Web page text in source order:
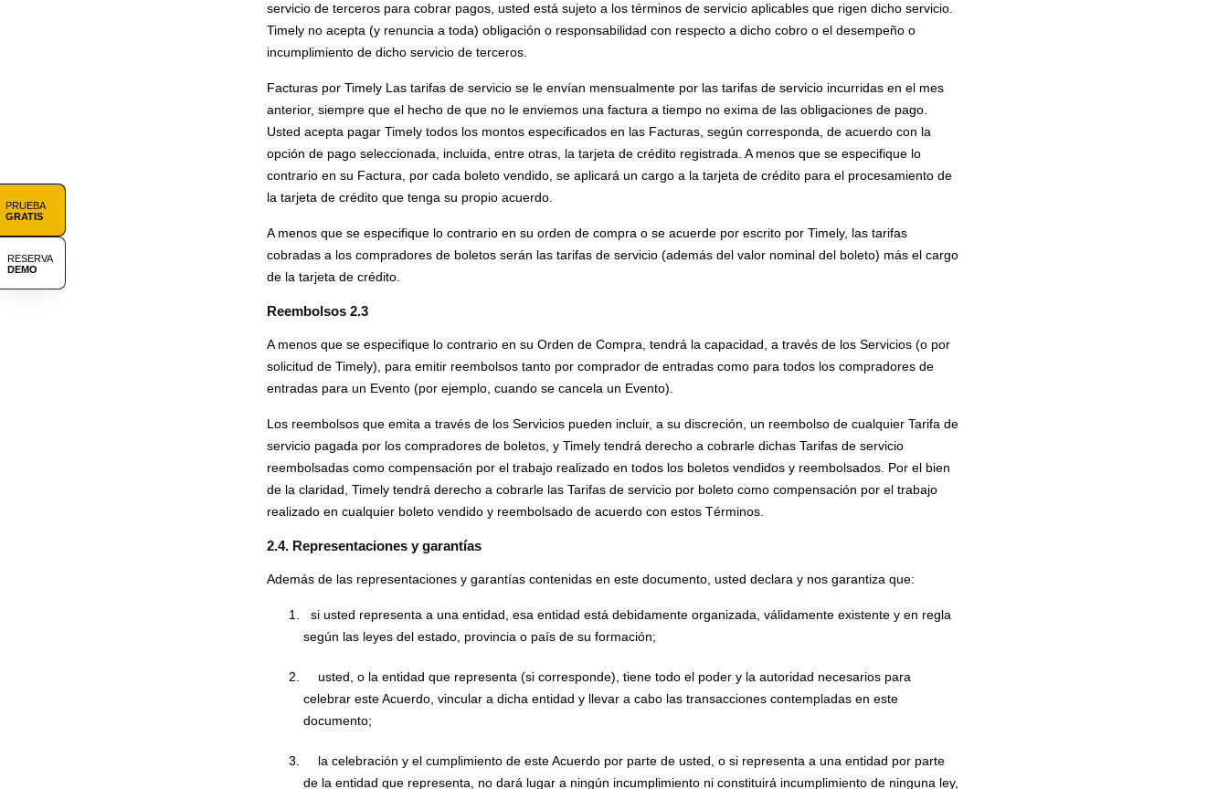
PRUEBA
GRATIS
RESERVA
DEMO
servicio de terceros para cobrar pagos, usted está sujeto a los términos de servicio aplicables que rigen dicho servicio.
Timely no acepta (y renuncia a toda) obligación o responsabilidad con respecto a dicho cobro o el desempeño o
incumplimiento de dicho servicio de terceros.
Facturas por Timely Las tarifas de servicio se le envían mensualmente por las tarifas de servicio incurridas en el mes
anterior, siempre que el hecho de que no le enviemos una factura a tiempo no exima de las obligaciones de pago.
Usted acepta pagar Timely todos los montos especificados en las Facturas, según corresponda, de acuerdo con la
opción de pago seleccionada, incluida, entre otras, la tarjeta de crédito registrada. A menos que se especifique lo
contrario en su Factura, por cada boleto vendido, se aplicará un cargo a la tarjeta de crédito para el procesamiento de
la tarjeta de crédito que tenga su propio acuerdo.
A menos que se especifique lo contrario en su orden de compra o se acuerde por escrito por Timely, las tarifas
cobradas a los compradores de boletos serán las tarifas de servicio (además del valor nominal del boleto) más el cargo
de la tarjeta de crédito.
Reembolsos 2.3
A menos que se especifique lo contrario en su Orden de Compra, tendrá la capacidad, a través de los Servicios (o por
solicitud de Timely), para emitir reembolsos tanto por comprador de entradas como para todos los compradores de
entradas para un Evento (por ejemplo, cuando se cancela un Evento).
Los reembolsos que emita a través de los Servicios pueden incluir, a su discreción, un reembolso de cualquier Tarifa de
servicio pagada por los compradores de boletos, y Timely tendrá derecho a cobrarle dichas Tarifas de servicio
reembolsadas como compensación por el trabajo realizado en todos los boletos vendidos y reembolsados. Por el bien
de la claridad, Timely tendrá derecho a cobrarle las Tarifas de servicio por boleto como compensación por el trabajo
realizado en cualquier boleto vendido y reembolsado de acuerdo con estos Términos.
2.4. Representaciones y garantías
Además de las representaciones y garantías contenidas en este documento, usted declara y nos garantiza que:
si usted representa a una entidad, esa entidad está debidamente organizada, válidamente existente y en regla
según las leyes del estado, provincia o país de su formación;
usted, o la entidad que representa (si corresponde), tiene todo el poder y la autoridad necesarios para
celebrar este Acuerdo, vincular a dicha entidad y llevar a cabo las transacciones contempladas en este
documento;
la celebración y el cumplimiento de este Acuerdo por parte de usted, o si representa a una entidad por parte
de la entidad que representa, no dará lugar a ningún incumplimiento ni constituirá incumplimiento de ninguna ley,